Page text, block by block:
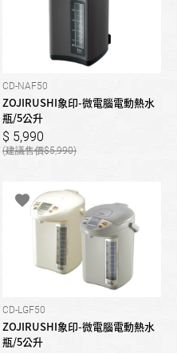
CD-NAF50
ZOJIRUSHI象印-微電腦電動熱水
瓶/5公升
5,990
5,990
CD-LGF50
ZOJIRUSHI象印-微電腦電動熱水
瓶/5公升